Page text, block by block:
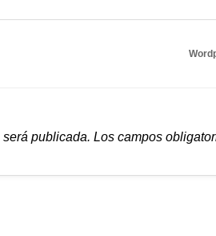
publicada. Los campos